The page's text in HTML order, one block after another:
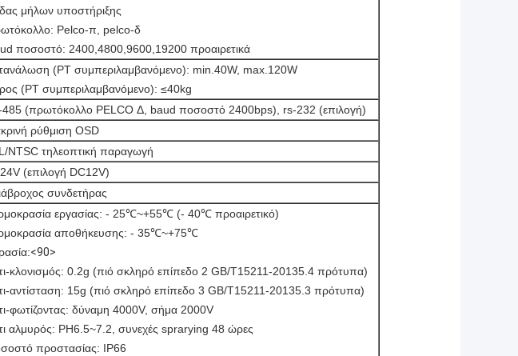
μήλων υποστήριξης
Pelco-π, pelco-δ
ποσοστό: 2400,4800,9600,19200 προαιρετικά
(PT συμπεριλαμβανόμενο): min.40W, max.120W
(PT συμπεριλαμβανόμενο): ≤40kg
485 (πρωτόκολλο PELCO Δ, baud ποσοστό 2400bps), rs-232 (επιλογή)
ρύθμιση OSD
NTSC τηλεοπτική παραγωγή
(επιλογή DC12V)
συνδετήρας
εργασίας: - 25℃~+55℃ (- 40℃ προαιρετικό)
αποθήκευσης: - 35℃~+75℃
<90>
κλονισμός: 0.2g (πιό σκληρό επίπεδο 2 GB/T15211-20135.4 πρότυπα)
αντίσταση: 15g (πιό σκληρό επίπεδο 3 GB/T15211-20135.3 πρότυπα)
φωτίζοντας: δύναμη 4000V, σήμα 2000V
αλμυρός: PH6.5~7.2, συνεχές sprarying 48 ώρες
προστασίας: IP66